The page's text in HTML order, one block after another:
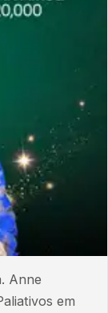
Anne
em